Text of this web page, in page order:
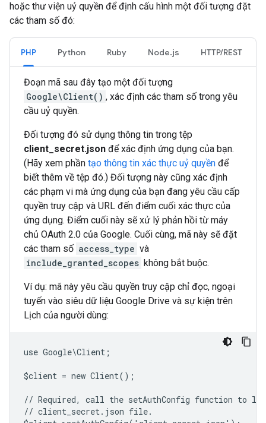
hoặc thư viện uỷ quyền để định cấu hình một đối tượng đặt
các tham số đó:
PHP Python Ruby Node.js HTTP/REST
Đoạn mã sau đây tạo một đối tượng
Google\Client() , xác định các tham số trong yêu
cầu uỷ quyền.
Đối tượng đó sử dụng thông tin trong tệp
client_secret.json để xác định ứng dụng của bạn.
(Hãy xem phần tạo thông tin xác thực uỷ quyền để
biết thêm về tệp đó.) Đối tượng này cũng xác định
các phạm vi mà ứng dụng của bạn đang yêu cầu cấp
quyền truy cập và URL đến điểm cuối xác thực của
ứng dụng. Điểm cuối này sẽ xử lý phản hồi từ máy
chủ OAuth 2.0 của Google. Cuối cùng, mã này sẽ đặt
các tham số access_type và
include_granted_scopes không bắt buộc.
Ví dụ: mã này yêu cầu quyền truy cập chỉ đọc, ngoại
tuyến vào siêu dữ liệu Google Drive và sự kiện trên
Lịch của người dùng:
use Google\Client;
$client = new Client();
// Required, call the setAuthConfig function to
// client_secret.json file.